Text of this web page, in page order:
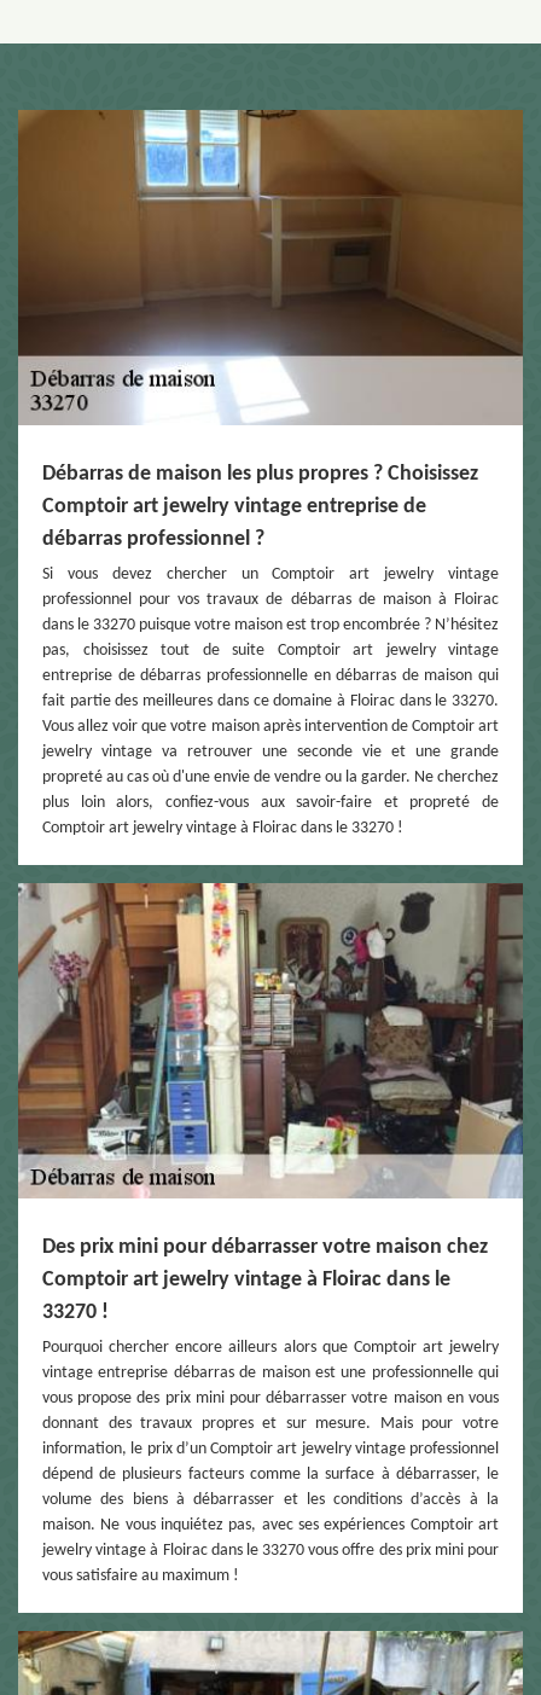
Débarras de maison les plus propres ? Choisissez
Comptoir art jewelry vintage entreprise de
débarras professionnel ?
Si vous devez chercher un Comptoir art jewelry vintage
professionnel pour vos travaux de débarras de maison à Floirac
dans le 33270 puisque votre maison est trop encombrée ? N’hésitez
pas, choisissez tout de suite Comptoir art jewelry vintage
entreprise de débarras professionnelle en débarras de maison qui
fait partie des meilleures dans ce domaine à Floirac dans le 33270.
Vous allez voir que votre maison après intervention de Comptoir art
jewelry vintage va retrouver une seconde vie et une grande
propreté au cas où d'une envie de vendre ou la garder. Ne cherchez
plus loin alors, confiez-vous aux savoir-faire et propreté de
Comptoir art jewelry vintage à Floirac dans le 33270 !
Des prix mini pour débarrasser votre maison chez
Comptoir art jewelry vintage à Floirac dans le
33270 !
Pourquoi chercher encore ailleurs alors que Comptoir art jewelry
vintage entreprise débarras de maison est une professionnelle qui
vous propose des prix mini pour débarrasser votre maison en vous
donnant des travaux propres et sur mesure. Mais pour votre
information, le prix d’un Comptoir art jewelry vintage professionnel
dépend de plusieurs facteurs comme la surface à débarrasser, le
volume des biens à débarrasser et les conditions d’accès à la
maison. Ne vous inquiétez pas, avec ses expériences Comptoir art
jewelry vintage à Floirac dans le 33270 vous offre des prix mini pour
vous satisfaire au maximum !